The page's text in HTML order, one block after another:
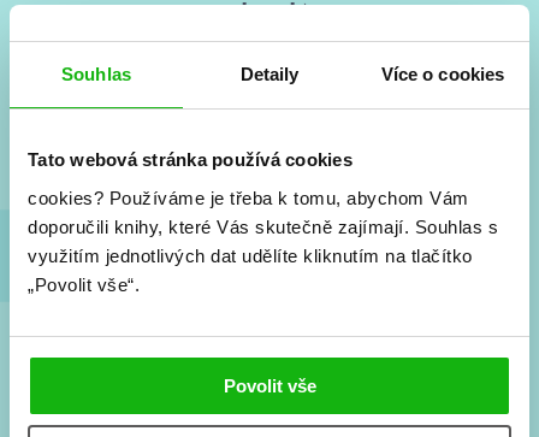
Souhlas Detaily Více o cookies
Tato webová stránka používá cookies
cookies? Používáme je třeba k tomu, abychom Vám
doporučili knihy, které Vás skutečně zajímají. Souhlas s
využitím jednotlivých dat udělíte kliknutím na tlačítko
„Povolit vše“.
Povolit vše
Vše kolem #youngadult každý měsíc rovnou do mailu!
a seriálové adaptace a další.
Souhlasím spodmínkami zpracování osobních údajů